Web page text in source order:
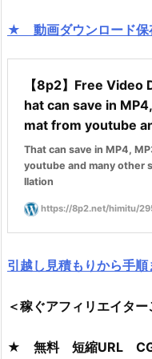
★ 動画ダウンロード保
【8p2】Free Video
hat can save in
mat from youtube
That can save in MP4,
youtube and many other
llation
https://8p2.net/himitu/
引越し見積もりから手
＜稼ぐアフィリエイター
★ 無料 短縮URL CGI